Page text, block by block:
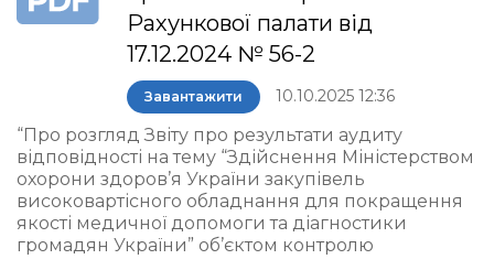
Рахункової палати від
17.12.2024 № 56-2
Завантажити 10.10.2025 12:36
“Про розгляд Звіту про результати аудиту
відповідності на тему “Здійснення Міністерством
охорони здоров’я України закупівель
високовартісного обладнання для покращення
якості медичної допомоги та діагностики
громадян України” об’єктом контролю